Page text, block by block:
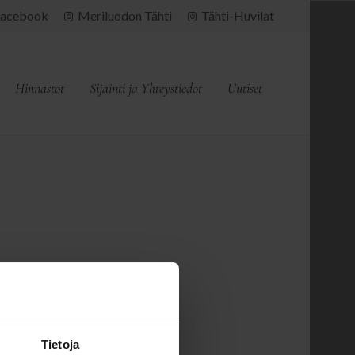
Tietoja
Meriluodon Tähti Tähti-Huvilat
Hinnastot Sijainti ja Yhteystiedot Uutiset